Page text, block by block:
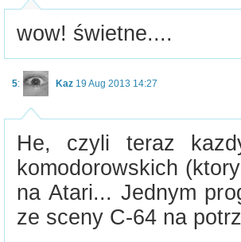
wow! świetne....
5: Kaz 19 Aug 2013 14:27
He, czyli teraz
komodorowskich
na Atari... Jednym
ze sceny C-64 na